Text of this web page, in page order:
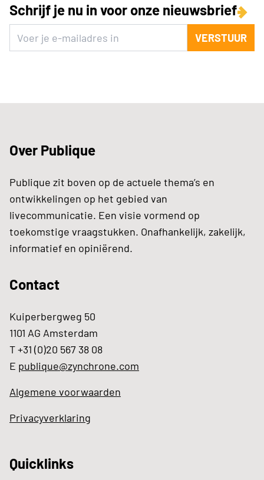
Schrijf je nu in voor onze nieuwsbrief
VERSTUUR
Over Publique
Publique zit boven op de actuele thema’s en
ontwikkelingen op het gebied van
livecommunicatie. Een visie vormend op
toekomstige vraagstukken. Onafhankelijk, zakelijk,
informatief en opiniërend.
Contact
Kuiperbergweg 50
1101 AG Amsterdam
T +31 (0)20 567 38 08
E publique@zynchrone.com
Algemene voorwaarden
Privacyverklaring
Quicklinks